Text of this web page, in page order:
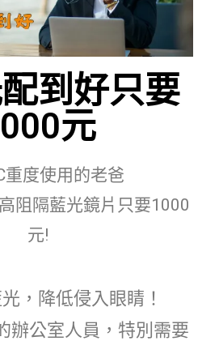
到好只要
元
重度使用的老爸
阻隔藍光鏡片只要1000
元!
，降低侵入眼睛！
辦公室人員，特別需要